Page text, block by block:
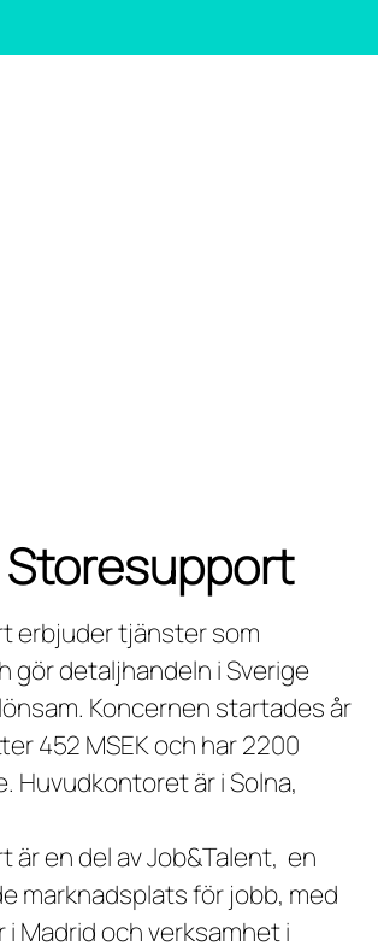
Storesupport
erbjuder tjänster som
gör detaljhandeln i Sverige
Koncernen startades år
452 MSEK och har 2200
Huvudkontoret är i Solna,
är en del av Job&Talent, en
marknadsplats för jobb, med
Madrid och verksamhet i